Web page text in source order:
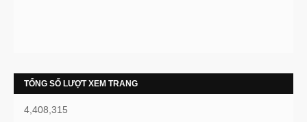
TỔNG SỐ LƯỢT XEM TRANG
4,408,315